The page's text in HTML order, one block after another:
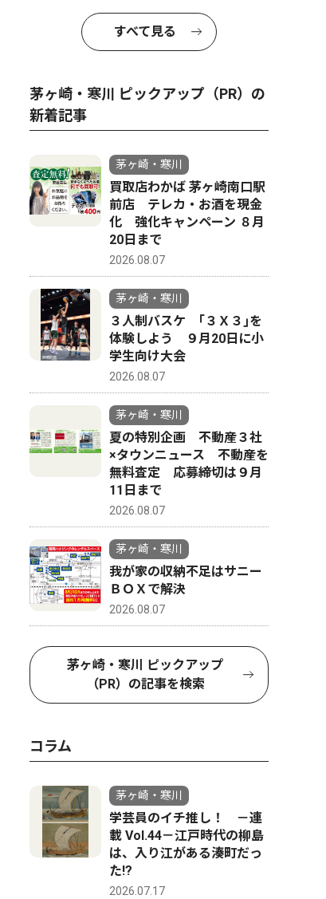
4
社会
茅ヶ崎・寒川 2026.08.07
寒川町 優良建設工事を表
彰 ６社に表彰状・感謝状
８月８日
すべて見る
茅ヶ崎・寒川 ピックアップ（PR）の
新着記事
茅ヶ崎・寒川
買取店わかば 茅ヶ崎南口駅
前店 テレカ・お酒を現金
化 強化キャンペーン ８月
20日まで
2026.08.07
茅ヶ崎・寒川
３人制バスケ ｢３Ｘ３｣を
体験しよう ９月20日に小
学生向け大会
2026.08.07
茅ヶ崎・寒川
夏の特別企画 不動産３社
×タウンニュース 不動産を
無料査定 応募締切は９月
11日まで
2026.08.07
茅ヶ崎・寒川
我が家の収納不足はサニー
ＢＯＸで解決
2026.08.07
茅ヶ崎・寒川 ピックアップ
（PR）の記事を検索
コラム
茅ヶ崎・寒川
学芸員のイチ推し！ －連
載 Vol.44－江戸時代の柳島
は、入り江がある湊町だっ
た!?
2026.07.17